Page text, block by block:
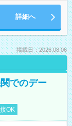
詳細へ
掲載日：2026.08.06
でのデー
OK